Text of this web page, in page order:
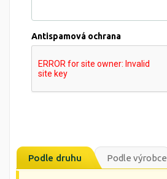
Antispamová ochrana
Podle druhu Podle výrobce